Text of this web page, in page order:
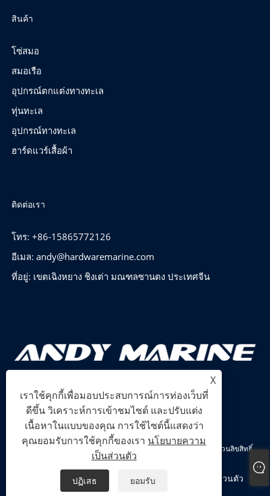
สินค้า
โซ่สมอ
สมอเรือ
อุปกรณ์ตกแต่งทางทะเล
ทุ่นทะเล
อุปกรณ์ทางทะเล
ฮาร์ดแวร์เสื้อผ้า
ติดต่อเรา
โทร: +86-15865772126
อีเมล: andy@hardwaremarine.com
ที่อยู่: เขตเฉิงหยาง ชิงเต่า มณฑลซานตง ประเทศจีน
ลิขสิทธิ์ © 2024 Shandong Power Industry and Trade Co., Ltd. สงวนลิขสิทธิ์
Sitemap RSS XML นโยบายความเป็นส่วนตัว
X
เราใช้คุกกี้เพื่อมอบประสบการณ์การท่องเว็บที่
ดีขึ้น วิเคราะห์การเข้าชมไซต์ และปรับแต่ง
เนื้อหาในแบบของคุณ การใช้ไซต์นี้แสดงว่า
คุณยอมรับการใช้คุกกี้ของเรา นโยบายความ
เป็นส่วนตัว
ปฏิเสธ ยอมรับ